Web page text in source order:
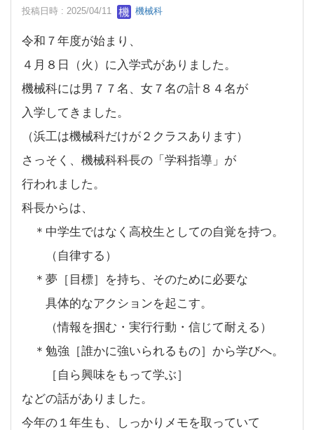
投稿日時 : 2025/04/11 機械科
令和７年度が始まり、
４月８日（火）に入学式がありました。
機械科には男７７名、女７名の計８４名が
入学してきました。
（浜工は機械科だけが２クラスあります）
さっそく、機械科科長の「学科指導」が
行われました。
科長からは、
＊中学生ではなく高校生としての自覚を持つ。
（自律する）
＊夢［目標］を持ち、そのために必要な
具体的なアクションを起こす。
（情報を掴む・実行行動・信じて耐える）
＊勉強［誰かに強いられるもの］から学びへ。
［自ら興味をもって学ぶ］
などの話がありました。
今年の１年生も、しっかりメモを取っていて